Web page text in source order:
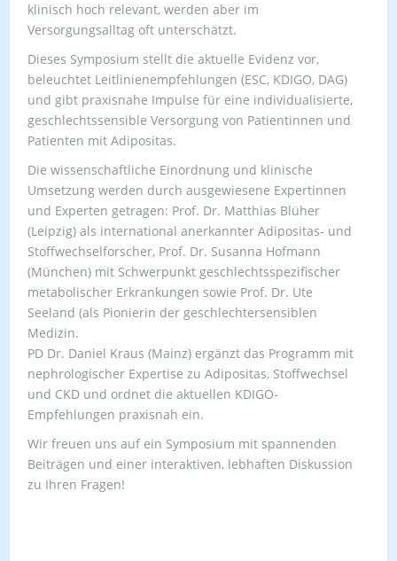
klinisch hoch relevant, werden aber im
Versorgungsalltag oft unterschätzt.
Dieses Symposium stellt die aktuelle Evidenz vor,
beleuchtet Leitlinienempfehlungen (ESC, KDIGO, DAG)
und gibt praxisnahe Impulse für eine individualisierte,
geschlechtssensible Versorgung von Patientinnen und
Patienten mit Adipositas.
Die wissenschaftliche Einordnung und klinische
Umsetzung werden durch ausgewiesene Expertinnen
und Experten getragen: Prof. Dr. Matthias Blüher
(Leipzig) als international anerkannter Adipositas- und
Stoffwechselforscher, Prof. Dr. Susanna Hofmann
(München) mit Schwerpunkt geschlechtsspezifischer
metabolischer Erkrankungen sowie Prof. Dr. Ute
Seeland (als Pionierin der geschlechtersensiblen
Medizin.
PD Dr. Daniel Kraus (Mainz) ergänzt das Programm mit
nephrologischer Expertise zu Adipositas, Stoffwechsel
und CKD und ordnet die aktuellen KDIGO-
Empfehlungen praxisnah ein.
Wir freuen uns auf ein Symposium mit spannenden
Beiträgen und einer interaktiven, lebhaften Diskussion
zu Ihren Fragen!